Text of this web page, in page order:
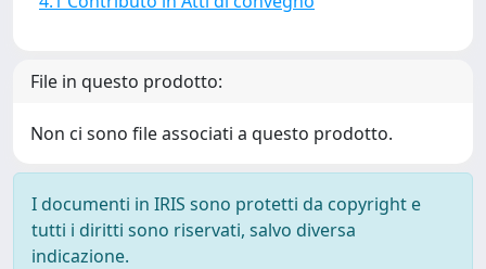
File in questo prodotto:
Non ci sono file associati a questo prodotto.
I documenti in IRIS sono protetti da copyright e
tutti i diritti sono riservati, salvo diversa
indicazione.